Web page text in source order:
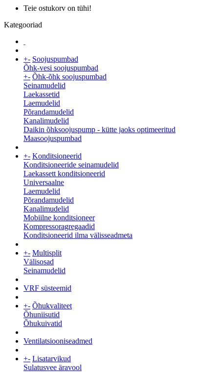
Teie ostukorv on tühi!
Kategooriad
+- Soojuspumbad
Õhk-vesi soojuspumbad
+- Õhk-õhk soojuspumbad
Seinamudelid
Laekassetid
Laemudelid
Põrandamudelid
Kanalimudelid
Daikin õhksoojuspump - kütte jaoks optimeeritud
Maasoojuspumbad
+- Konditsioneerid
Konditsioneeride seinamudelid
Laekassett konditsioneerid
Universaalne
Laemudelid
Põrandamudelid
Kanalimudelid
Mobiilne konditsioneer
Kompressoragregaadid
Konditsioneerid ilma välisseadmeta
+- Multisplit
Välisosad
Seinamudelid
VRF süsteemid
+- Õhukvaliteet
Õhuniisutid
Õhukuivatid
Ventilatsiooniseadmed
+- Lisatarvikud
Sulatusvee äravool